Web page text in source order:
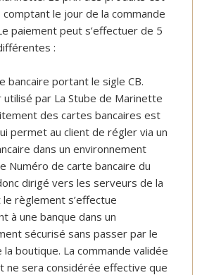
comptant le jour de la commande
paiement peut s’effectuer de 5
:
bancaire portant le sigle CB.
utilisé par La Stube de Marinette
des cartes bancaires est
permet au client de régler via un
dans un environnement
Numéro de carte bancaire du
dirigé vers les serveurs de la
règlement s’effectue
à une banque dans un
sécurisé sans passer par le
boutique. La commande validée
ne sera considérée effective que